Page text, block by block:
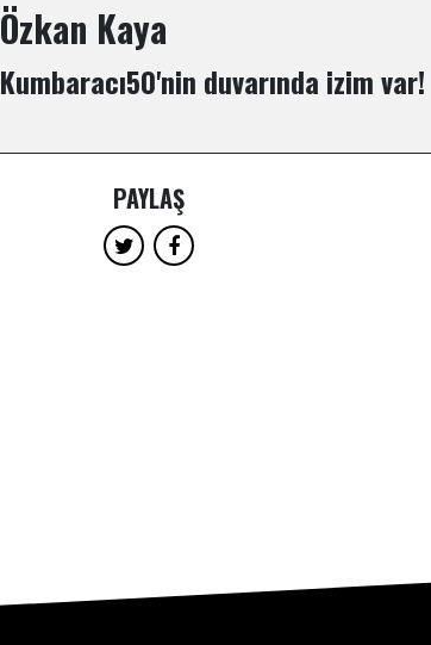
Özkan Kaya
Kumbaracı50'nin duvarında izim var!
PAYLAŞ